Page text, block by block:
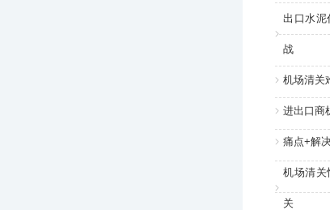
出口水泥
战
机场清关
进出口商
痛点+解
机场清关
关